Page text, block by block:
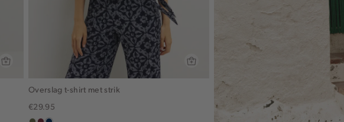
Overslag t-shirt met strik
€29.95